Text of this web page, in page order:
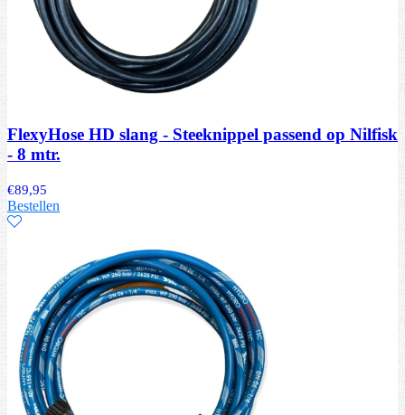
FlexyHose HD slang - Steeknippel passend op Nilfisk
- 8 mtr.
€89,95
Bestellen